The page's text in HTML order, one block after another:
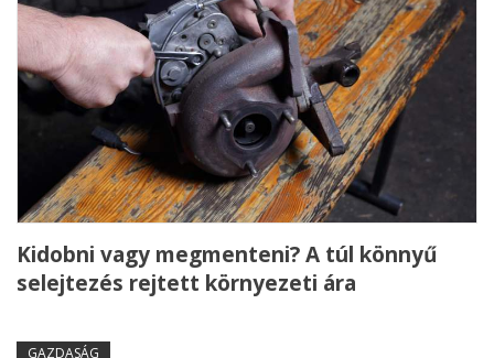
Kidobni vagy megmenteni? A túl könnyű
selejtezés rejtett környezeti ára
GAZDASÁG